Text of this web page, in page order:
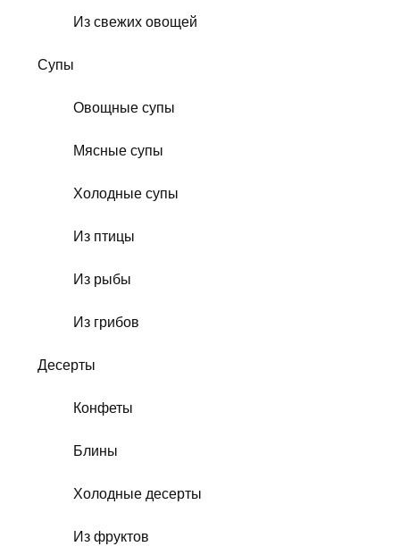
Из свежих овощей
Супы
Овощные супы
Мясные супы
Холодные супы
Из птицы
Из рыбы
Из грибов
Десерты
Конфеты
Блины
Холодные десерты
Из фруктов